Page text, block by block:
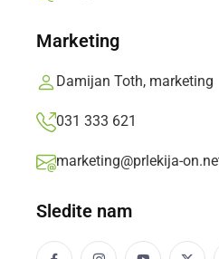
Marketing
Damijan Toth, marketing
031 333 621
marketing@prlekija-
Sledite nam